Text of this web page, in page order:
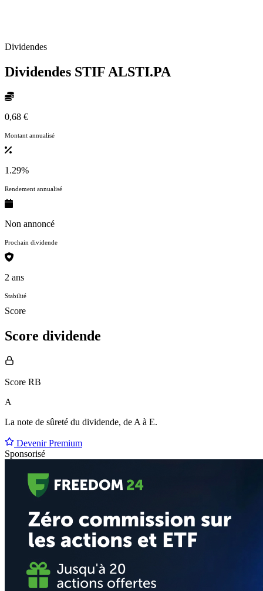
Dividendes
Dividendes STIF ALSTI.PA
0,68 €
Montant annualisé
1.29%
Rendement annualisé
Non annoncé
Prochain dividende
2 ans
Stabilité
Score
Score dividende
Score RB
A
La note de sûreté du dividende, de A à E.
Devenir Premium
Sponsorisé